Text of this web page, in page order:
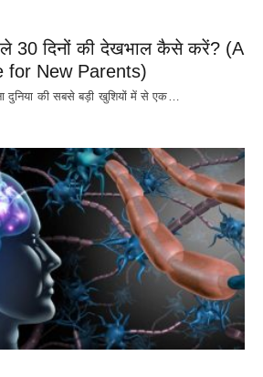
30 दिनों की देखभाल कैसे करें? (A
for New Parents)
दुनिया की सबसे बड़ी खुशियों में से एक…